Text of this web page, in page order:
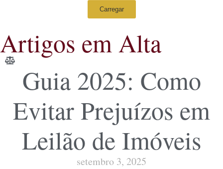
Carregar
Artigos em Alta
Guia 2025: Como
Evitar Prejuízos em
Leilão de Imóveis
setembro 3, 2025